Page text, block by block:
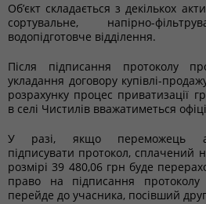
Об’єкт складається з декількох
сортувальне, напірно-
водопідготовче відділення.
Після підписання протоколу
укладання договору купівлі-
розрахунку процес приватизації
в селі Чистилів вважатиметься
У разі, якщо переможець
підписувати протокол, сплачений
розмірі 39 480,06 грн буде
право на підписання протоколу
перейде до учасника, посівший